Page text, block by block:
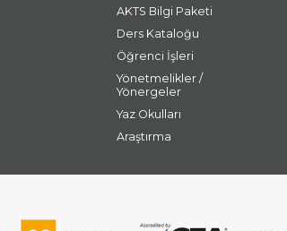
AKTS Bilgi Paketi
Ders Kataloğu
Öğrenci İşleri
Yönetmelikler /
Yönergeler
Yaz Okulları
Araştırma